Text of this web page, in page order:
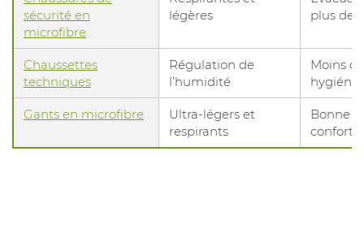
sécurité en
microfibre
légères
plus de
Chaussettes
techniques
Régulation de
l’humidité
Moins
Gants en microfibre
Ultra-légers et
respirants
Bonne